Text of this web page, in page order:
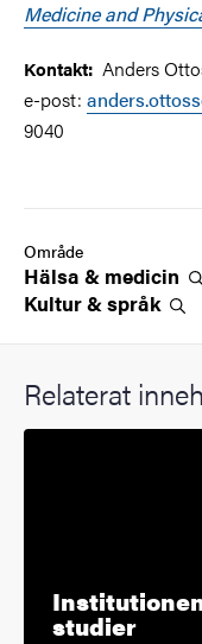
Medicine and
Kontakt: Anders
e-post:
9040
Område
Hälsa & medicin
Kultur &språk
Relaterat
studier